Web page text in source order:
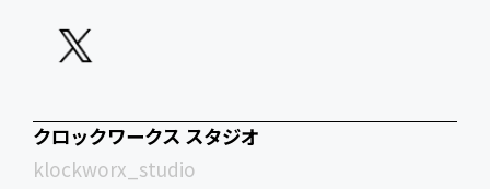
クロックワークス スタジオ
klockworx_studio